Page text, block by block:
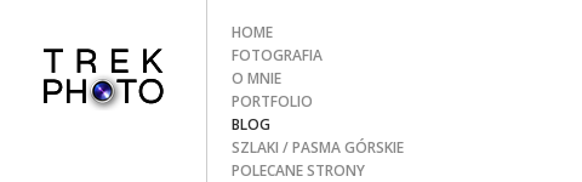
HOME
FOTOGRAFIA
O MNIE
PORTFOLIO
BLOG
SZLAKI / PASMA GÓRSKIE
POLECANE STRONY